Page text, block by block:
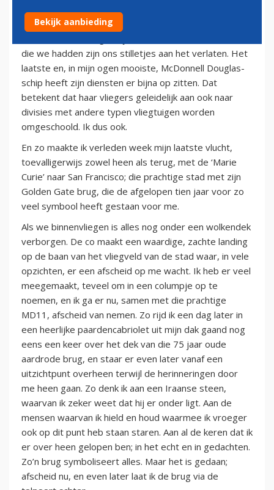
21 januari 2013
die we hadden zijn ons stilletjes aan het verlaten. Het
laatste en, in mijn ogen mooiste, McDonnell Douglas-
schip heeft zijn diensten er bijna op zitten. Dat
betekent dat haar vliegers geleidelijk aan ook naar
divisies met andere typen vliegtuigen worden
omgeschoold. Ik dus ook.
En zo maakte ik verleden week mijn laatste vlucht,
toevalligerwijs zowel heen als terug, met de ‘Marie
Curie’ naar San Francisco; die prachtige stad met zijn
Golden Gate brug, die de afgelopen tien jaar voor zo
veel symbool heeft gestaan voor me.
Als we binnenvliegen is alles nog onder een wolkendek
verborgen. De co maakt een waardige, zachte landing
op de baan van het vliegveld van de stad waar, in vele
opzichten, er een afscheid op me wacht. Ik heb er veel
meegemaakt, teveel om in een columpje op te
noemen, en ik ga er nu, samen met die prachtige
MD11, afscheid van nemen. Zo rijd ik een dag later in
een heerlijke paardencabriolet uit mijn dak gaand nog
eens een keer over het dek van die 75 jaar oude
aardrode brug, en staar er even later vanaf een
uitzichtpunt overheen terwijl de herinneringen door
me heen gaan. Zo denk ik aan een Iraanse steen,
waarvan ik zeker weet dat hij er onder ligt. Aan de
mensen waarvan ik hield en houd waarmee ik vroeger
ook op dit punt heb staan staren. Aan al de keren dat ik
er over heen gelopen ben; in het echt en in gedachten.
Zo’n brug symboliseert alles. Maar het is gedaan;
afscheid nu, en even later laat ik de brug via de
Bekijk aanbieding